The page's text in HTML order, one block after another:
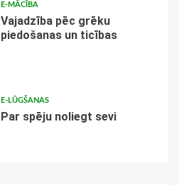
E-MĀCĪBA
Vajadzība pēc grēku
piedošanas un ticības
E-LŪGŠANAS
Par spēju noliegt sevi